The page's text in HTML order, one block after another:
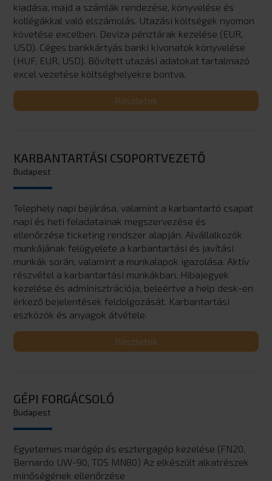
kiadása, majd a számlák rendezése, könyvelése és
kollégákkal való elszámolás. Utazási költségek nyomon
követése excelben. Deviza pénztárak kezelése (EUR,
USD). Céges bankkártyás banki kivonatok könyvelése
(HUF, EUR, USD). Bővített utazási adatokat tartalmazó
excel vezetése költséghelyekre bontva.
Részletek
KARBANTARTÁSI CSOPORTVEZETŐ
Budapest
Telephely napi bejárása, valamint a karbantartó csapat
napi és heti feladatainak megszervezése és
ellenőrzése ticketing rendszer alapján. Alvállalkozók
munkájának felügyelete a karbantartási és javítási
munkák során, valamint a munkalapok igazolása. Aktív
részvétel a karbantartási munkákban. Hibajegyek
kezelése és adminisztrációja, beleértve a help desk-en
érkező bejelentések feldolgozását. Karbantartási
eszközök és anyagok átvétele.
Részletek
GÉPI FORGÁCSOLÓ
Budapest
Egyetemes marógép és esztergagép kezelése (FN20,
Bernardo UW-90, TOS MN80) Az elkészült alkatrészek
minőségének ellenőrzése